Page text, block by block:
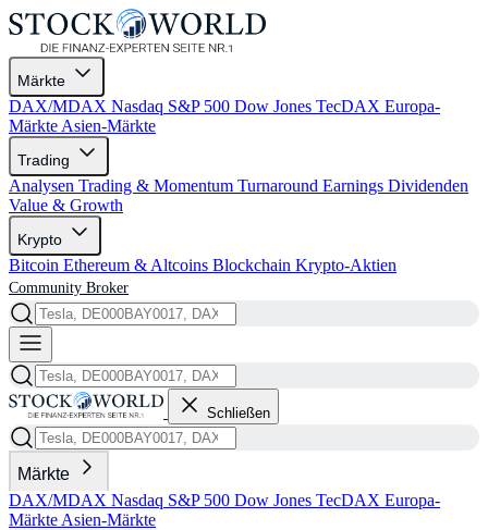
Märkte
DAX/MDAX Nasdaq S&P 500 Dow Jones TecDAX Europa-
Märkte Asien-Märkte
Trading
Analysen Trading & Momentum Turnaround Earnings Dividenden
Value & Growth
Krypto
Bitcoin Ethereum & Altcoins Blockchain Krypto-Aktien
Community Broker
Schließen
Märkte
DAX/MDAX Nasdaq S&P 500 Dow Jones TecDAX Europa-
Märkte Asien-Märkte